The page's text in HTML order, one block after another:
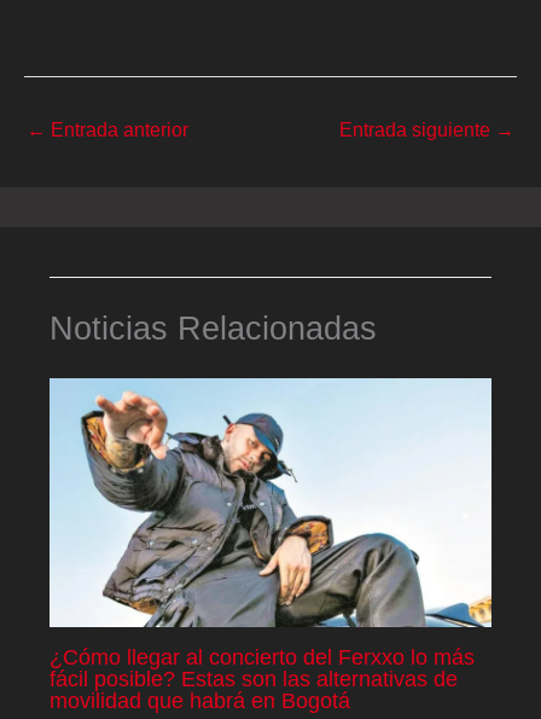
← Entrada anterior Entrada siguiente →
Noticias Relacionadas
¿Cómo llegar al concierto del Ferxxo lo más
fácil posible? Estas son las alternativas de
movilidad que habrá en Bogotá